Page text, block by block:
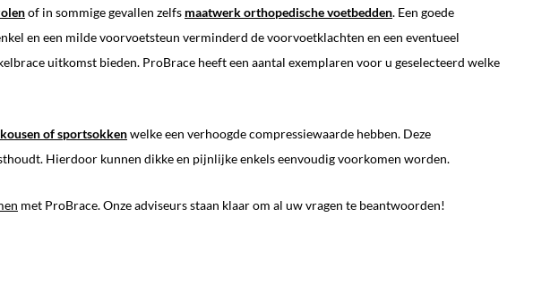
of in sommige gevallen zelfs maatwerk orthopedische voetbedden. Een goede
en een milde voorvoetsteun verminderd de voorvoetklachten en een eventueel
uitkomst bieden. ProBrace heeft een aantal exemplaren voor u geselecteerd welke
of sportsokkenwelke een verhoogde compressiewaarde hebben. Deze
Hierdoor kunnen dikke en pijnlijke enkels eenvoudig voorkomen worden.
met ProBrace. Onze adviseurs staan klaar om al uw vragen te beantwoorden!